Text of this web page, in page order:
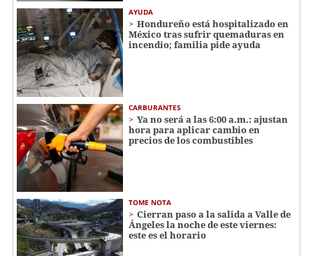
AYUDA
Hondureño está hospitalizado en
México tras sufrir quemaduras en
incendio; familia pide ayuda
CARBURANTES
Ya no será a las 6:00 a.m.: ajustan
hora para aplicar cambio en
precios de los combustibles
TOME NOTA
Cierran paso a la salida a Valle de
Ángeles la noche de este viernes:
este es el horario